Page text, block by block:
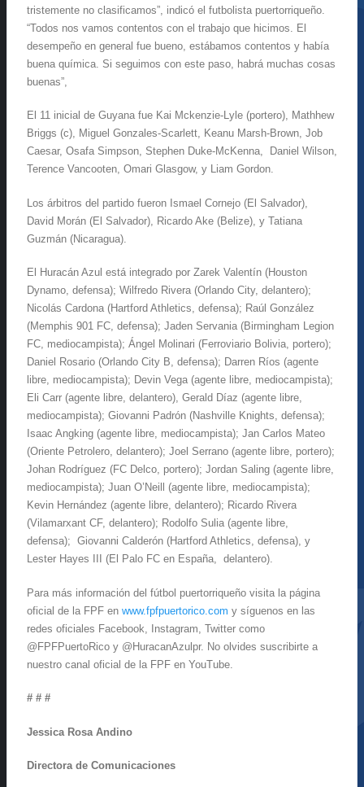
tristemente no clasificamos”, indicó el futbolista puertorriqueño.
“Todos nos vamos contentos con el trabajo que hicimos. El
desempeño en general fue bueno, estábamos contentos y había
buena química. Si seguimos con este paso, habrá muchas cosas
buenas”,
El 11 inicial de Guyana fue Kai Mckenzie-Lyle (portero), Mathhew
Briggs (c), Miguel Gonzales-Scarlett, Keanu Marsh-Brown, Job
Caesar, Osafa Simpson, Stephen Duke-McKenna, Daniel Wilson,
Terence Vancooten, Omari Glasgow, y Liam Gordon.
Los árbitros del partido fueron Ismael Cornejo (El Salvador),
David Morán (El Salvador), Ricardo Ake (Belize), y Tatiana
Guzmán (Nicaragua).
El Huracán Azul está integrado por Zarek Valentín (Houston
Dynamo, defensa); Wilfredo Rivera (Orlando City, delantero);
Nicolás Cardona (Hartford Athletics, defensa); Raúl González
(Memphis 901 FC, defensa); Jaden Servania (Birmingham Legion
FC, mediocampista); Ángel Molinari (Ferroviario Bolivia, portero);
Daniel Rosario (Orlando City B, defensa); Darren Ríos (agente
libre, mediocampista); Devin Vega (agente libre, mediocampista);
Eli Carr (agente libre, delantero), Gerald Díaz (agente libre,
mediocampista); Giovanni Padrón (Nashville Knights, defensa);
Isaac Angking (agente libre, mediocampista); Jan Carlos Mateo
(Oriente Petrolero, delantero); Joel Serrano (agente libre, portero);
Johan Rodríguez (FC Delco, portero); Jordan Saling (agente libre,
mediocampista); Juan O’Neill (agente libre, mediocampista);
Kevin Hernández (agente libre, delantero); Ricardo Rivera
(Vilamarxant CF, delantero); Rodolfo Sulia (agente libre,
defensa); Giovanni Calderón (Hartford Athletics, defensa), y
Lester Hayes III (El Palo FC en España, delantero).
Para más información del fútbol puertorriqueño visita la página
oficial de la FPF en www.fpfpuertorico.com y síguenos en las
redes oficiales Facebook, Instagram, Twitter como
@FPFPuertoRico y @HuracanAzulpr. No olvides suscribirte a
nuestro canal oficial de la FPF en YouTube.
# # #
Jessica Rosa Andino
Directora de Comunicaciones